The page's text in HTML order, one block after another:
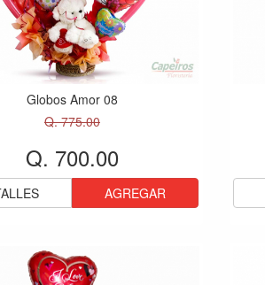
Globos Amor 08
Q. 775.00
Q. 700.00
AGREGAR